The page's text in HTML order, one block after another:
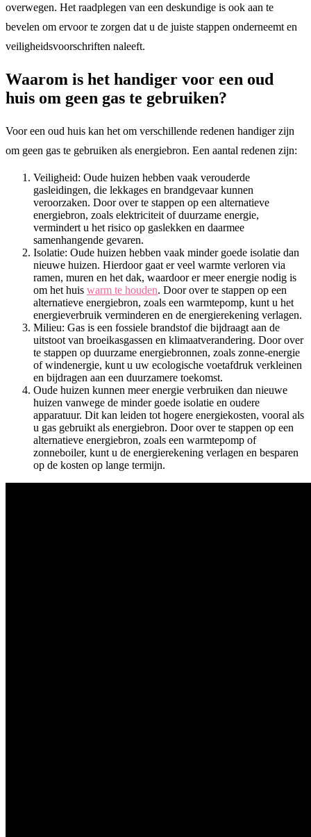
overwegen. Het raadplegen van een deskundige is ook aan te
bevelen om ervoor te zorgen dat u de juiste stappen onderneemt en
veiligheidsvoorschriften naleeft.
Waarom is het handiger voor een oud
huis om geen gas te gebruiken?
Voor een oud huis kan het om verschillende redenen handiger zijn
om geen gas te gebruiken als energiebron. Een aantal redenen zijn:
Veiligheid: Oude huizen hebben vaak verouderde
gasleidingen, die lekkages en brandgevaar kunnen
veroorzaken. Door over te stappen op een alternatieve
energiebron, zoals elektriciteit of duurzame energie,
vermindert u het risico op gaslekken en daarmee
samenhangende gevaren.
Isolatie: Oude huizen hebben vaak minder goede isolatie dan
nieuwe huizen. Hierdoor gaat er veel warmte verloren via
ramen, muren en het dak, waardoor er meer energie nodig is
om het huis warm te houden. Door over te stappen op een
alternatieve energiebron, zoals een warmtepomp, kunt u het
energieverbruik verminderen en de energierekening verlagen.
Milieu: Gas is een fossiele brandstof die bijdraagt aan de
uitstoot van broeikasgassen en klimaatverandering. Door over
te stappen op duurzame energiebronnen, zoals zonne-energie
of windenergie, kunt u uw ecologische voetafdruk verkleinen
en bijdragen aan een duurzamere toekomst.
Oude huizen kunnen meer energie verbruiken dan nieuwe
huizen vanwege de minder goede isolatie en oudere
apparatuur. Dit kan leiden tot hogere energiekosten, vooral als
u gas gebruikt als energiebron. Door over te stappen op een
alternatieve energiebron, zoals een warmtepomp of
zonneboiler, kunt u de energierekening verlagen en besparen
op de kosten op lange termijn.